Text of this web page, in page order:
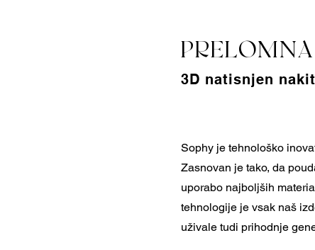
3D natisnjen
Sophy je tehnološko
Zasnovan je tako, da
uporabo najboljših
tehnologije je vsak naš
uživale tudi prihodnje